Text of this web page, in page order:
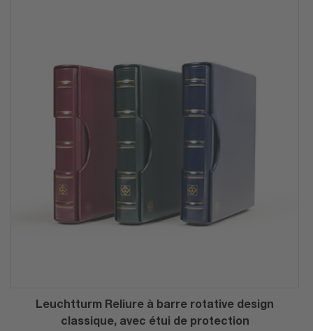
Leuchtturm Reliure à barre rotative design
classique, avec étui de protection